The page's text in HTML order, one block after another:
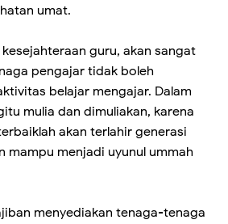
umat.
guru, akan sangat
pengajar tidak boleh
belajar mengajar. Dalam
mulia dan dimuliakan, karena
akan terlahir generasi
mampu menjadi uyunul ummah
menyediakan tenaga-tenaga